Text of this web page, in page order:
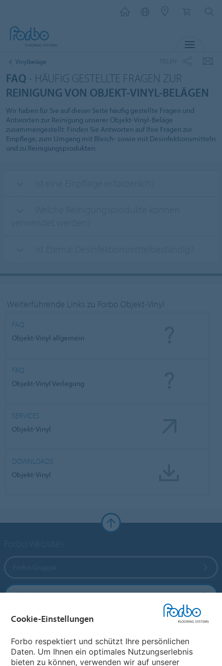
Vinylbeläge
FAQ - HÄUFIG GESTELLTE FRAGEN ZUR
REINIGUNG VON OBJEKT-VINYL-BELÄGEN
Wir haben für Sie auf dieser Seite häufig gestellte Fragen und
Antworten zur Reinigung unserer Objekt-Vinyl-Beläge
zusammengestellt: Finden Sie Antworten auf Ihre Fragen zur
Einpflege, zum Umgang mit Bleich- sowie mit Desinfektionsmitteln
und zu Reinigungsprodukten.
Weiterführende Links zu Forbo Objekt-Vinyl
FAQ
Objekt-Vinyl allgemein
FAQ
Objekt-Vinyl Verlegung
SERVICES
Objekt-Vinyl
DOWNLOADS
Objekt-Vinyl
Forbo Flooring Systems
Forbo Movement Systems
Cookie-Einstellungen
Forbo respektiert und schützt Ihre persönlichen
Daten. Um Ihnen ein optimales Nutzungserlebnis
bieten zu können, verwenden wir auf unserer